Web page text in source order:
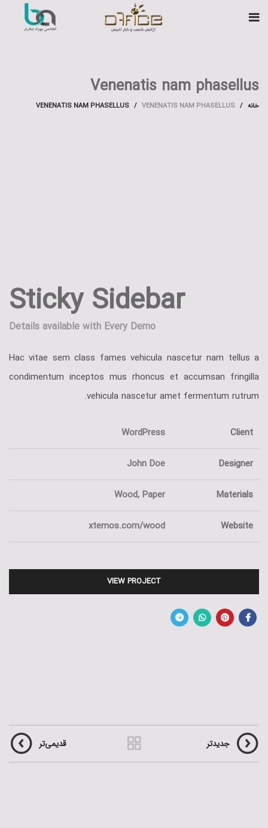
Venenatis nam phasellus
خانه VENENATIS NAM PHASELLUS
VENENATIS NAM PHASELLUS
Sticky Sidebar
Details available with Every Demo
Hac vitae sem class fames vehicula nascetur nam tellus a
condimentum inceptos mus rhoncus et accumsan fringilla
vehicula nascetur amet fermentum rutrum.
Client
WordPress
Designer
John Doe
Materials
Wood, Paper
Website
xtemos.com/wood
VIEW PROJECT
جدیدتر قدیمی‌تر